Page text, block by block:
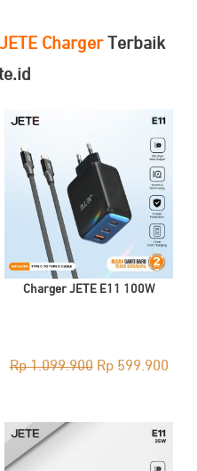
JETE ChargerTerbaik
349.900.
Charger JETE E11 100W
Rp1.099.900 Original
Rp599.900